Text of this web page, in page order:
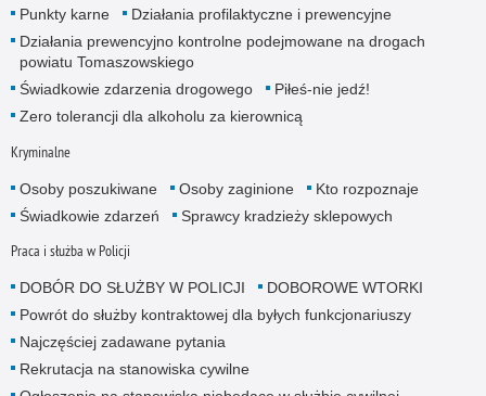
Punkty karne
Działania profilaktyczne i prewencyjne
Działania prewencyjno kontrolne podejmowane na drogach
powiatu Tomaszowskiego
Świadkowie zdarzenia drogowego
Piłeś-nie jedź!
Zero tolerancji dla alkoholu za kierownicą
Kryminalne
Osoby poszukiwane Osoby zaginione
Kto rozpoznaje
Świadkowie zdarzeń
Sprawcy kradzieży sklepowych
Praca i służba w Policji
DOBÓR DO SŁUŻBY W POLICJI
DOBOROWE WTORKI
Powrót do służby kontraktowej dla byłych funkcjonariuszy
Najczęściej zadawane pytania
Rekrutacja na stanowiska cywilne